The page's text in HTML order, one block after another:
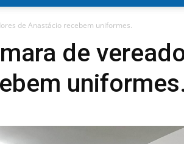
de Anastácio recebem uniformes.
de